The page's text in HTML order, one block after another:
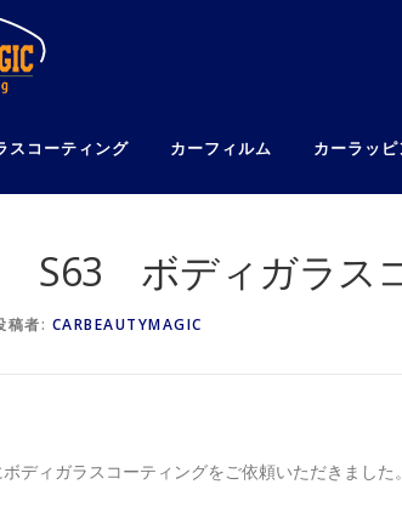
スコーティング カーフィルム カーラッピ
S63 ボディガラス
稿者: CARBEAUTYMAGIC
ディガラスコーティングをご依頼いただきました。